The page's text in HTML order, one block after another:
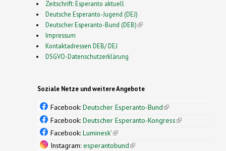
Zeitschrift: Esperanto aktuell
Deutsche Esperanto-Jugend (DEJ)
Deutscher Esperanto-Bund (DEB)(link is external)
Impressum
Kontaktadressen DEB/ DEJ
DSGVO-Datenschutzerklärung
Soziale Netze und weitere Angebote
Facebook: Deutscher Esperanto-Bund(link is
external)
Facebook: Deutscher Esperanto-Kongress(link is
Facebook: Luminesk'(link is external)
Instagram: esperantobund(link is external)